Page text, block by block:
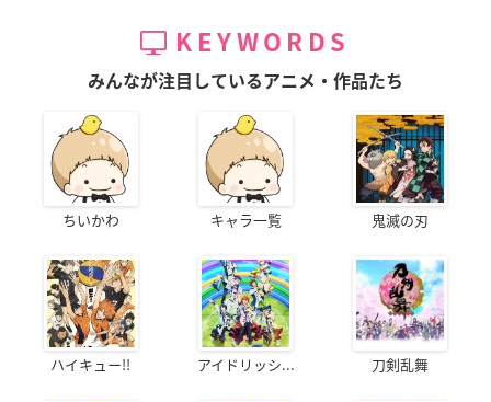
KEYWORDS
みんなが注目しているアニメ・作品たち
ちいかわ キャラ一覧 鬼滅の刃
ハイキュー!! アイドリッシ... 刀剣乱舞